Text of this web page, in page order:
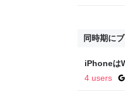
同時期に
iPhoneは
ジャパン
4 users